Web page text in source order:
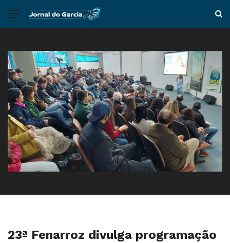
23ª Fenarroz divulga programação